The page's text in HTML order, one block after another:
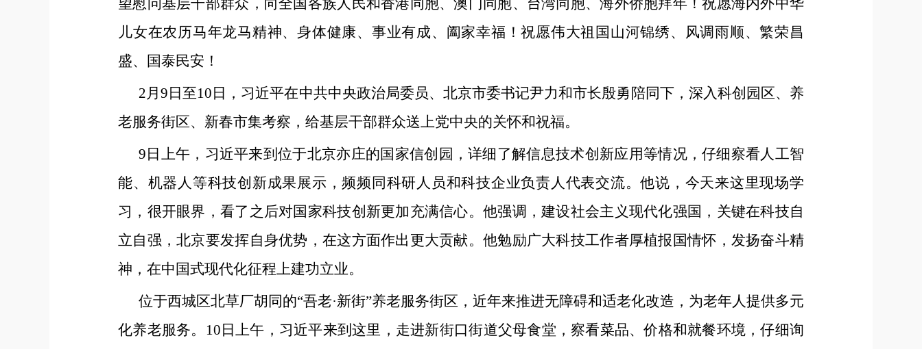
儿女在农历马年龙马精神、身体健康、事业有成、阖家幸福！祝愿伟大祖国山河锦绣、风调雨顺、繁荣昌
盛、国泰民安！
2月9日至10日，习近平在中共中央政治局委员、北京市委书记尹力和市长殷勇陪同下，深入科创园区、养
老服务街区、新春市集考察，给基层干部群众送上党中央的关怀和祝福。
9日上午，习近平来到位于北京亦庄的国家信创园，详细了解信息技术创新应用等情况，仔细察看人工智
能、机器人等科技创新成果展示，频频同科研人员和科技企业负责人代表交流。他说，今天来这里现场学
习，很开眼界，看了之后对国家科技创新更加充满信心。他强调，建设社会主义现代化强国，关键在科技自
立自强，北京要发挥自身优势，在这方面作出更大贡献。他勉励广大科技工作者厚植报国情怀，发扬奋斗精
神，在中国式现代化征程上建功立业。
位于西城区北草厂胡同的“吾老·新街”养老服务街区，近年来推进无障碍和适老化改造，为老年人提供多元
化养老服务。10日上午，习近平来到这里，走进新街口街道父母食堂，察看菜品、价格和就餐环境，仔细询